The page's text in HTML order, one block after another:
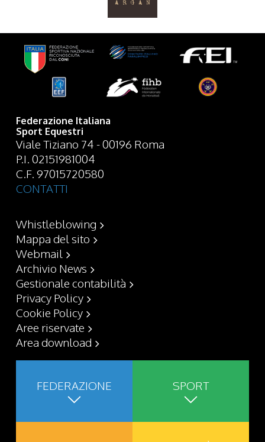
Federazione Italiana
Sport Equestri
Viale Tiziano 74 - 00196 Roma
P.I. 02151981004
C.F. 97015720580
CONTATTI
Whistleblowing
Mappa del sito
Webmail
Archivio News
Gestionale contabilità
Privacy Policy
Cookie Policy
Aree riservate
Area download
FEDERAZIONE SPORT